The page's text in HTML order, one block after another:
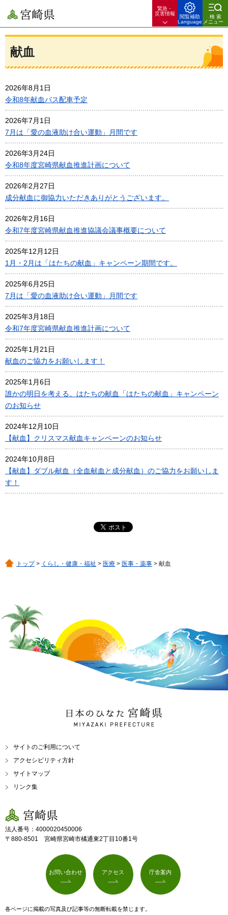
宮崎県
緊急・
災害情報
閲覧補助
Language
検索
メニュー
献血
2026年8月1日
令和8年献血バス配車予定
2026年7月1日
7月は「愛の血液助け合い運動」月間です
2026年3月24日
令和8年度宮崎県献血推進計画について
2026年2月27日
成分献血に御協力いただきありがとうございます。
2026年2月16日
令和7年度宮崎県献血推進協議会議事概要について
2025年12月12日
1月・2月は「はたちの献血」キャンペーン期間です。
2025年6月25日
7月は「愛の血液助け合い運動」月間です
2025年3月18日
令和7年度宮崎県献血推進計画について
2025年1月21日
献血のご協力をお願いします！
2025年1月6日
誰かの明日を考える。はたちの献血「はたちの献血」キャンペーン
のお知らせ
2024年12月10日
【献血】クリスマス献血キャンペーンのお知らせ
2024年10月8日
【献血】ダブル献血（全血献血と成分献血）のご協力をお願いしま
す！
トップ> くらし・健康・福祉 > 医療 > 医事・薬事 > 献血
日本のひなた 宮崎県
MIYAZAKI PREFECTURE
サイトのご利用について
アクセシビリティ方針
サイトマップ
リンク集
宮崎県
法人番号：4000020450006
〒880-8501 宮崎県宮崎市橘通東2丁目10番1号
お問い合わせ アクセス 庁舎案内
各ページに掲載の写真及び記事等の無断転載を禁じます。